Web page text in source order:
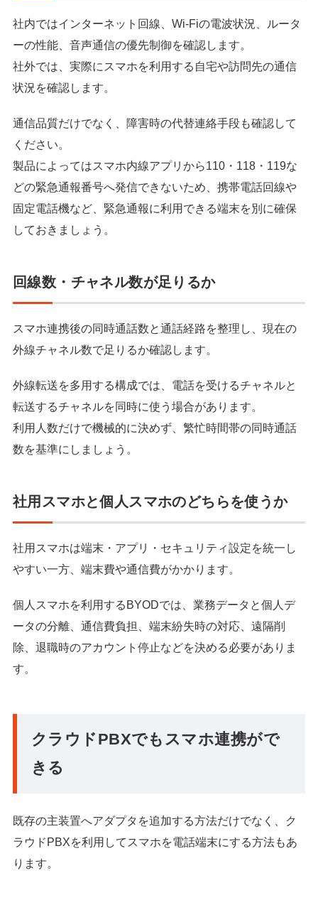
社内ではインターネット回線、Wi-Fiの電波状況、ルータ
ーの性能、音声通信の優先制御を確認します。
社外では、実際にスマホを利用する自宅や訪問先の通信
状況を確認します。
通信品質だけでなく、障害時の代替連絡手段も確認して
ください。
製品によってはスマホ内線アプリから110・118・119な
どの緊急通報番号へ発信できないため、携帯電話回線や
固定電話機など、緊急通報に利用できる端末を別に確保
しておきましょう。
回線数・チャネル数が足りるか
スマホ連携後の同時通話数と通話経路を整理し、現在の
外線チャネル数で足りるか確認します。
外線転送を多用する構成では、電話を受けるチャネルと
転送するチャネルを同時に使う場合があります。
利用人数だけで機械的に決めず、繁忙時間帯の同時通話
数を基準にしましょう。
社用スマホと個人スマホのどちらを使うか
社用スマホは端末・アプリ・セキュリティ設定を統一し
やすい一方、端末費や通信費がかかります。
個人スマホを利用するBYODでは、業務データと個人デ
ータの分離、通信費負担、端末紛失時の対応、遠隔削
除、退職時のアカウント停止などを決める必要がありま
す。
クラウドPBXでもスマホ連携がで
きる
既存の主装置へアダプタを追加する方法だけでなく、ク
ラウドPBXを利用してスマホを電話端末にする方法もあ
ります。